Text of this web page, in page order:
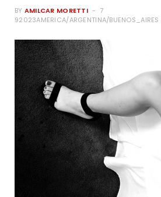
BY AMILCAR MORETTI
7
92023AMERICA/ARGENTINA/BUENOS_AIRES